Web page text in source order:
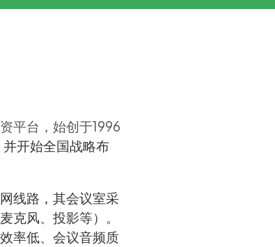
平台，始创于1996
开始全国战略布
线路，其会议室采
克风、投影等）。
率低、会议音频质